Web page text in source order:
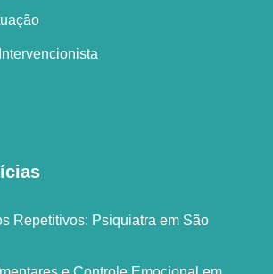
Repetitivos: Psiquiatra em São